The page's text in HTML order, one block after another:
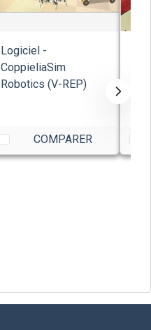
Logiciel -
CoppieliaSim
Robotics (V-REP)
COMPARER